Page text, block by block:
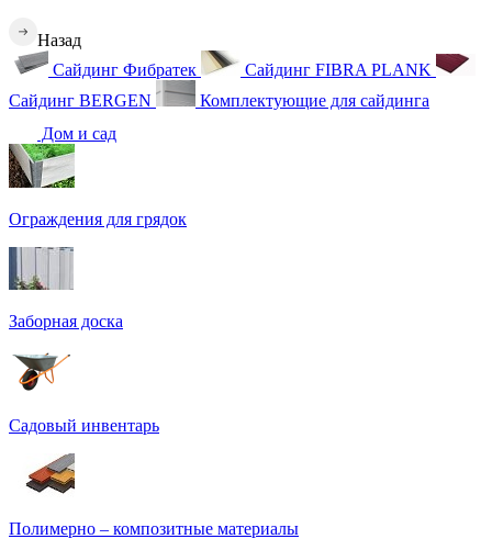
Назад
Сайдинг Фибратек
Сайдинг FIBRA PLANK
Сайдинг BERGEN
Комплектующие для сайдинга
Дом и сад
Ограждения для грядок
Заборная доска
Садовый инвентарь
Полимерно – композитные материалы